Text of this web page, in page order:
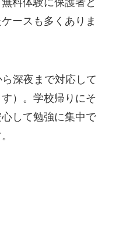
料体験に保護者と
ースも多くありま
深夜まで対応して
）。学校帰りにそ
して勉強に集中で